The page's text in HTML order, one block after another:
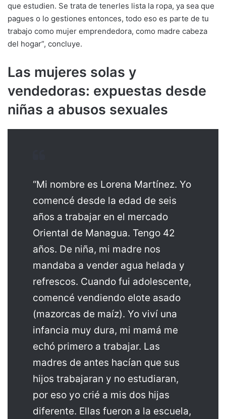
que estudien. Se trata de tenerles lista la ropa, ya sea que
pagues o lo gestiones entonces, todo eso es parte de tu
trabajo como mujer emprendedora, como madre cabeza
del hogar”, concluye.
Las mujeres solas y
vendedoras: expuestas desde
niñas a abusos sexuales
“Mi nombre es Lorena Martínez. Yo
comencé desde la edad de seis
años a trabajar en el mercado
Oriental de Managua. Tengo 42
años. De niña, mi madre nos
mandaba a vender agua helada y
refrescos. Cuando fui adolescente,
comencé vendiendo elote asado
(mazorcas de maíz). Yo viví una
infancia muy dura, mi mamá me
echó primero a trabajar. Las
madres de antes hacían que sus
hijos trabajaran y no estudiaran,
por eso yo crié a mis dos hijas
diferente. Ellas fueron a la escuela,